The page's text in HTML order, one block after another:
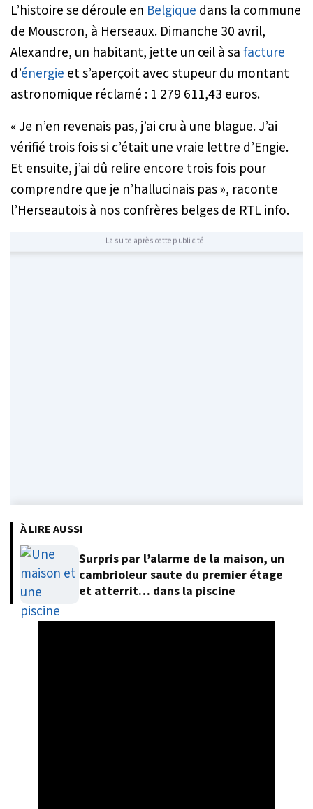
L’histoire se déroule en Belgique dans la commune
de Mouscron, à Herseaux. Dimanche 30 avril,
Alexandre, un habitant, jette un œil à safacture
d’énergie et s’aperçoit avec stupeur du montant
astronomique réclamé : 1 279 611,43 euros.
« Je n’en revenais pas, j’ai cru à une blague. J’ai
vérifié trois fois si c’était une vraie lettre d’Engie.
Et ensuite, j’ai dû relire encore trois fois pour
comprendre que je n’hallucinais pas», raconte
l’Herseautois à nos confrères belges de RTL info.
La suite après cette publicité
À LIRE AUSSI
Surpris par l’alarme de la maison, un
cambrioleur saute du premier étage
et atterrit… dans la piscine